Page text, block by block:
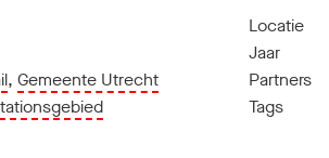
,Gemeente Utrecht
Locatie
Jaar
Partners
Tags